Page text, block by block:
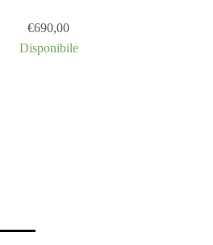
€690,00
Disponibile